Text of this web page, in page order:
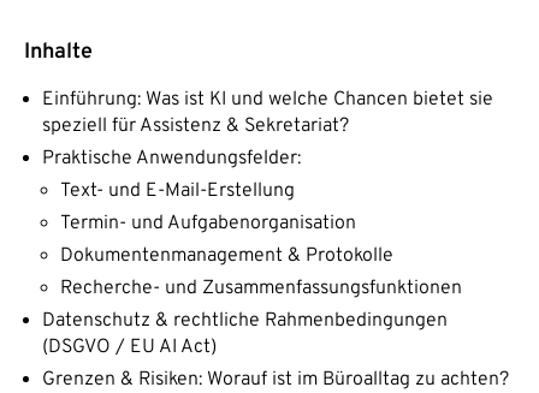
Inhalte
Einführung: Was ist KI und welche Chancen bietet sie
speziell für Assistenz & Sekretariat?
Praktische Anwendungsfelder:
Text- und E-Mail-Erstellung
Termin- und Aufgabenorganisation
Dokumentenmanagement & Protokolle
Recherche- und Zusammenfassungsfunktionen
Datenschutz & rechtliche Rahmenbedingungen
(DSGVO / EU AI Act)
Grenzen & Risiken: Worauf ist im Büroalltag zu achten?